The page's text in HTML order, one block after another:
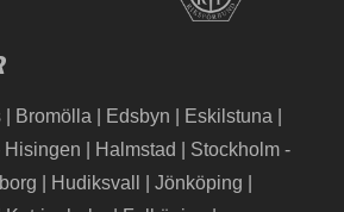
Bromölla Edsbyn Eskilstuna
Hisingen Halmstad
Stockholm -
Hudiksvall Jönköping